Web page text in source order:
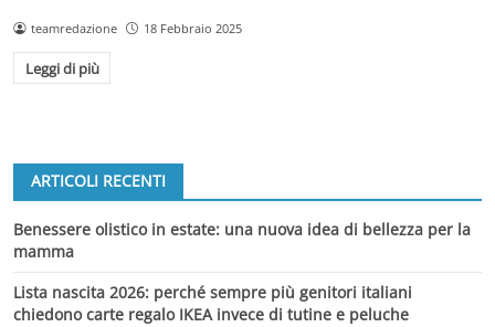
teamredazione 18 Febbraio 2025
Leggi di più
ARTICOLI RECENTI
Benessere olistico in estate: una nuova idea di bellezza per la
mamma
Lista nascita 2026: perché sempre più genitori italiani
chiedono carte regalo IKEA invece di tutine e peluche